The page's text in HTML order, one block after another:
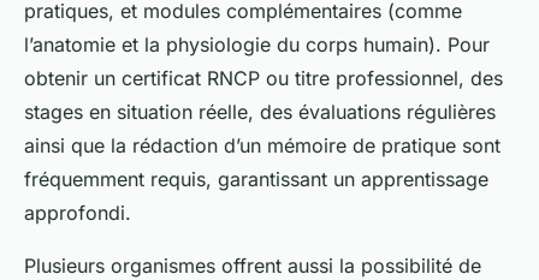
pratiques, et modules complémentaires (comme
l’anatomie et la physiologie du corps humain). Pour
obtenir un certificat RNCP ou titre professionnel, des
stages en situation réelle, des évaluations régulières
ainsi que la rédaction d’un mémoire de pratique sont
fréquemment requis, garantissant un apprentissage
approfondi.
Plusieurs organismes offrent aussi la possibilité de